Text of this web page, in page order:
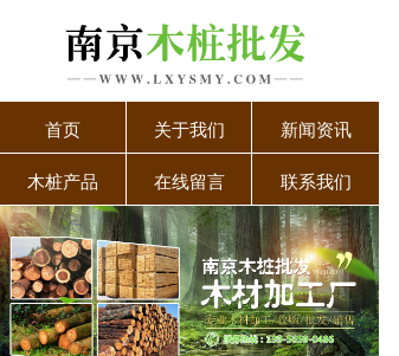
首页 关于我们 新闻资讯
木桩产品 在线留言 联系我们